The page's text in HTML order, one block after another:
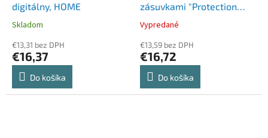
digitálny, HOME
Skladom
€13,31 bez DPH
€16,37
Do košíka
zásuvkami "Protection
Strip", 4 DIN
Vypredané
€13,59 bez DPH
€16,72
Do košíka